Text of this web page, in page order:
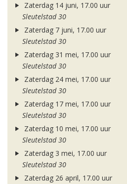
Zaterdag 14 juni, 17.00 uur
Sleutelstad 30
Zaterdag 7 juni, 17.00 uur
Sleutelstad 30
Zaterdag 31 mei, 17.00 uur
Sleutelstad 30
Zaterdag 24 mei, 17.00 uur
Sleutelstad 30
Zaterdag 17 mei, 17.00 uur
Sleutelstad 30
Zaterdag 10 mei, 17.00 uur
Sleutelstad 30
Zaterdag 3 mei, 17.00 uur
Sleutelstad 30
Zaterdag 26 april, 17.00 uur